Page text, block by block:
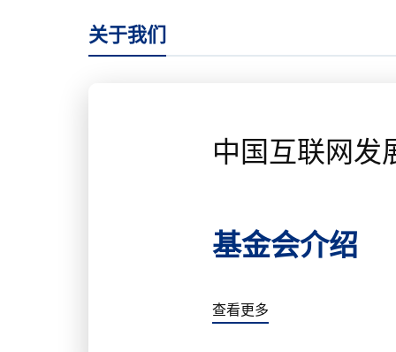
关于我们
中国互联网发
基金会介绍
查看更多